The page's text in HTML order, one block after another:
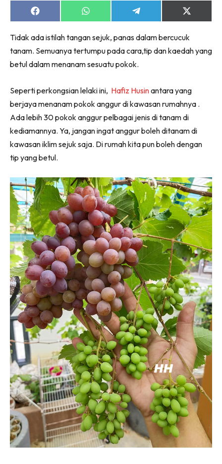
Share
on
Share
on
Share
on
Share
on
(Twitter)
Tidak ada istilah tangan sejuk, panas dalam bercucuk
tanam. Semuanya tertumpu pada cara,tip dan kaedah yang
betul dalam menanam sesuatu pokok.
Seperti perkongsian lelaki ini, Hafiz Husinantara yang
berjaya menanam pokok anggur di kawasan rumahnya .
Ada lebih 30 pokok anggur pelbagai jenis di tanam di
kediamannya. Ya, jangan ingat anggur boleh ditanam di
kawasan iklim sejuk saja. Di rumah kita pun boleh dengan
tip yang betul.